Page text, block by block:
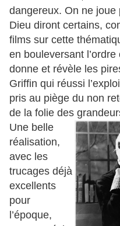
dangereux. On ne
Dieu diront certains,
films sur cette
en bouleversant
donne et révèle les
Griffin qui réussi
pris au piège du non
de la folie des
Une belle
réalisation,
avec les
trucages déjà
excellents
pour
l’époque,